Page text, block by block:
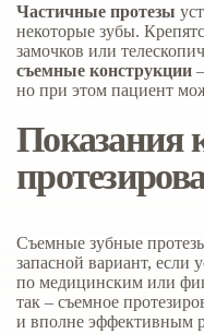
Частичные протезы
некоторые зубы.
замочков или
съемные конструкции
но при этом пациент
Показания
Съемные зубные
запасной вариант, если
по медицинским или
так – съемное
и вполне эффективным